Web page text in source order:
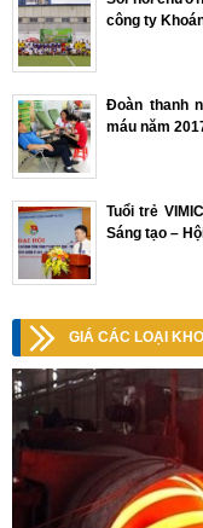
công ty
Đoàn thanh
máu năm
Tuổi trẻ
Sáng tạo –
GIÁ CÁC LOẠI